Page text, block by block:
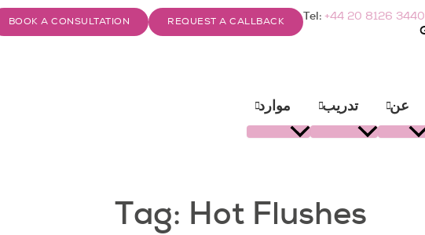
Tel: +44 20 8126 3440
REQUEST A CALLBACK
BOOK A CONSULTATION
عن تدريب موارد
Tag: Hot Flushes